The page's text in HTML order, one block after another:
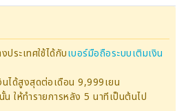
ประเทศใช้ได้กับเบอร์มือถือระบบเติมเงิน
นได้สูงสุดต่อเดือน 9,999เยน
น ให้ทำรายการหลัง 5 นาทีเป็นต้นไป